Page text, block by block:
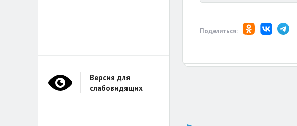
Поделиться:
Версия для
слабовидящих